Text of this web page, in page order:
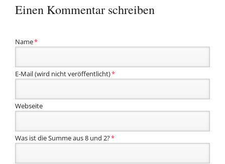
Einen Kommentar schreiben
Pflichtfeld
Name*
Pflichtfeld
E-Mail (wird nicht veröffentlicht)*
Webseite
Was ist die Summe aus 8 und 2?*